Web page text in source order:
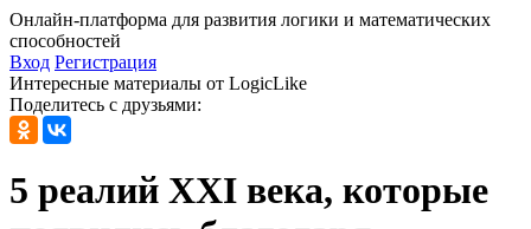
Онлайн-платформа для развития логики и математических
способностей
Вход Регистрация
Интересные материалы от LogicLike
Поделитесь с друзьями:
5 реалий ХХI века, которые